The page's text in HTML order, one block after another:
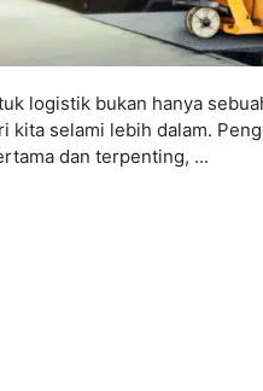
logistik bukan hanya
kita selami lebih dalam.
dan terpenting, ...